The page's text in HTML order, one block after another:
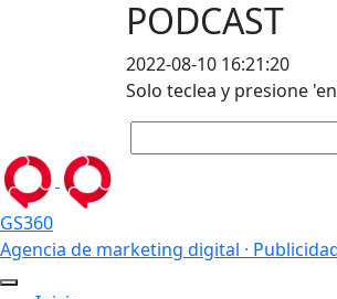
PODCAST
2022-08-10 16:21:20
Solo teclea y presione
GS360
Agencia de marketing digital ·